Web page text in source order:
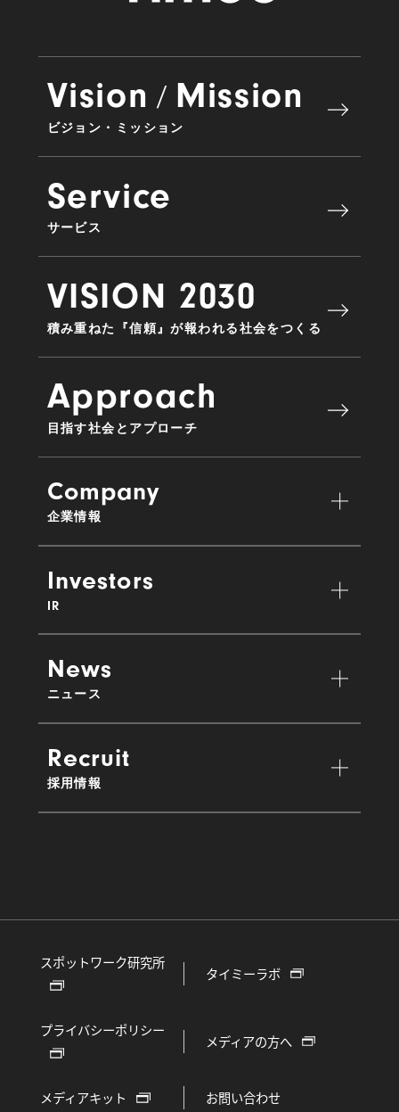
Vision / Mission
ビジョン・ミッション
Service
サービス
VISION 2030
積み重ねた『信頼』が報われる社会をつくる
Approach
目指す社会とアプローチ
Company
企業情報
Investors
IR
News
ニュース
Recruit
採用情報
スポットワーク研究所
タイミーラボ
プライバシーポリシー
メディアの方へ
メディアキット お問い合わせ